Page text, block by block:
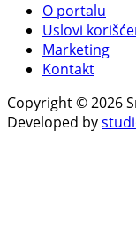
O portalu
Uslovi
Marketing
Kontakt
Copyright © 2026
Developed by